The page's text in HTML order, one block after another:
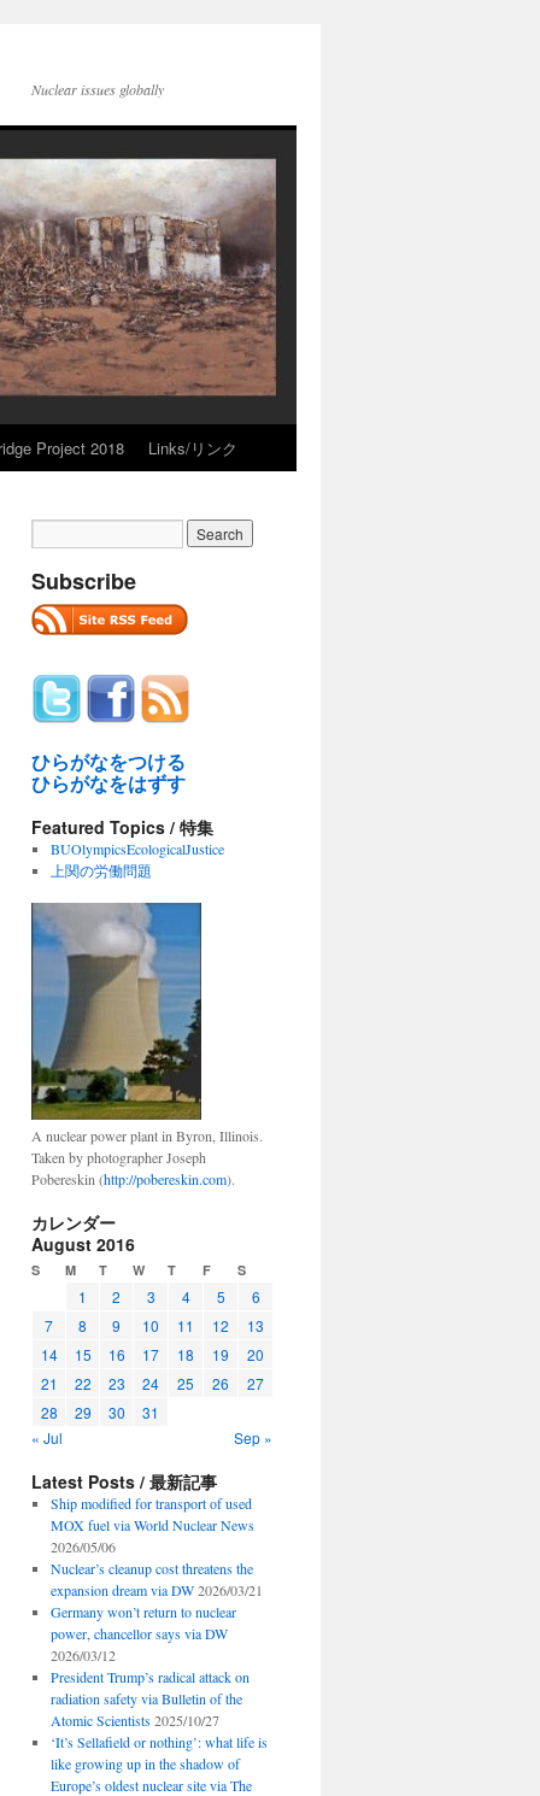
Nuclear issues globally
Project 2018 Links/リンク
Subscribe
ひらがなをつける
ひらがなをはずす
Featured Topics / 特集
BUOlympicsEcologicalJustice
上関の労働問題
A nuclear power plant in Byron, Illinois.
Taken by photographer Joseph
Pobereskin (http://pobereskin.com).
カレンダー
August 2016
S M T W T F S
1 2 3 4 5
6
7
8 9 10 11 12
13
14
15 16 17 18 19
20
21
22 23 24 25 26
27
28
29 30
31
« Jul
Sep »
Latest Posts / 最新記事
Ship modified for transport of used
MOX fuel via World Nuclear News
2026/05/06
Nuclear’s cleanup cost threatens the
expansion dream via DW 2026/03/21
Germany won’t return to nuclear
power, chancellor says via DW
2026/03/12
President Trump’s radical attack on
radiation safety via Bulletin of the
Atomic Scientists 2025/10/27
‘It’s Sellafield or nothing’: what life is
like growing up in the shadow of
Europe’s oldest nuclear site via The